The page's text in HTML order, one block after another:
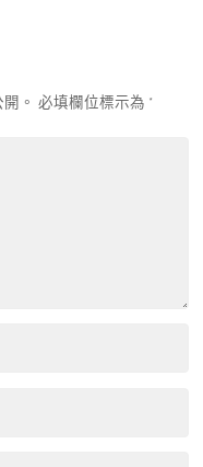
。 必填欄位標示為 *